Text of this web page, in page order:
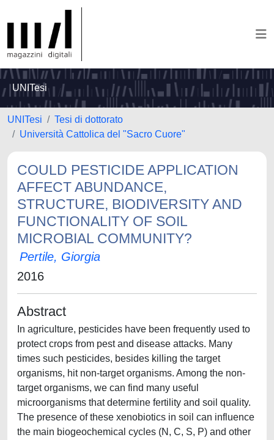
UNITesi
UNITesi
Tesi di dottorato
Università Cattolica del "Sacro Cuore"
COULD PESTICIDE APPLICATION
AFFECT ABUNDANCE,
STRUCTURE, BIODIVERSITY AND
FUNCTIONALITY OF SOIL
MICROBIAL COMMUNITY?
Pertile, Giorgia
2016
Abstract
In agriculture, pesticides have been frequently used to
protect crops from pest and disease attacks. Many
times such pesticides, besides killing the target
organisms, hit non-target organisms. Among the non-
target organisms, we can find many useful
microorganisms that determine fertility and soil quality.
The presence of these xenobiotics in soil can influence
the main biogeochemical cycles (N, C, S, P) and other